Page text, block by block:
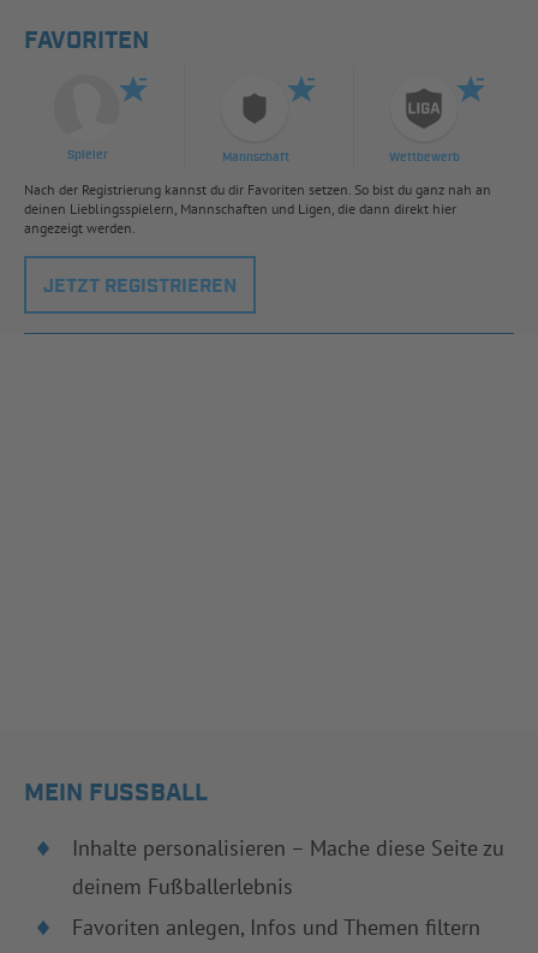
FAVORITEN
Spieler Mannschaft Wettbewerb
Nach der Registrierung kannst du dir Favoriten setzen. So bist du ganz nah an
deinen Lieblingsspielern, Mannschaften und Ligen, die dann direkt hier
angezeigt werden.
JETZT REGISTRIEREN
MEIN FUSSBALL
Inhalte personalisieren – Mache diese Seite zu
deinem Fußballerlebnis
Favoriten anlegen, Infos und Themen filtern